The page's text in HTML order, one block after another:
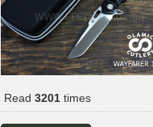
Read 3201 times